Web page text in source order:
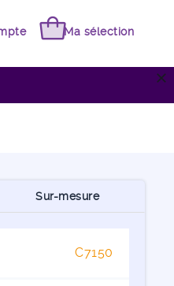
Ma sélection
close
Sur-mesure
C7150